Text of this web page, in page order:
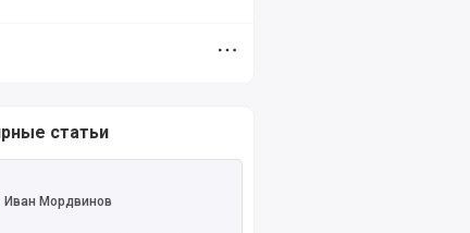
Дополнительное меню
статьи
Иван Мордвинов